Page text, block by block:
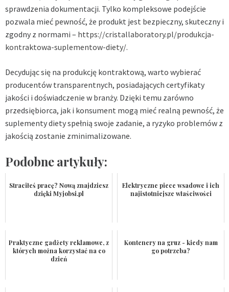
sprawdzenia dokumentacji. Tylko kompleksowe podejście
pozwala mieć pewność, że produkt jest bezpieczny, skuteczny i
zgodny z normami – https://cristallaboratory.pl/produkcja-
kontraktowa-suplementow-diety/.
Decydując się na produkcję kontraktową, warto wybierać
producentów transparentnych, posiadających certyfikaty
jakości i doświadczenie w branży. Dzięki temu zarówno
przedsiębiorca, jak i konsument mogą mieć realną pewność, że
suplementy diety spełnią swoje zadanie, a ryzyko problemów z
jakością zostanie zminimalizowane.
Podobne artykuły:
Straciłeś pracę? Nową znajdziesz
dzięki Myjobsi.pl
Elektryczne piece wsadowe i ich
najistotniejsze właściwości
Praktyczne gadżety reklamowe, z
których można korzystać na co
dzień
Kontenery na gruz - kiedy nam
go potrzeba?